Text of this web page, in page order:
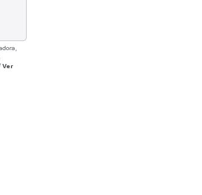
Ver